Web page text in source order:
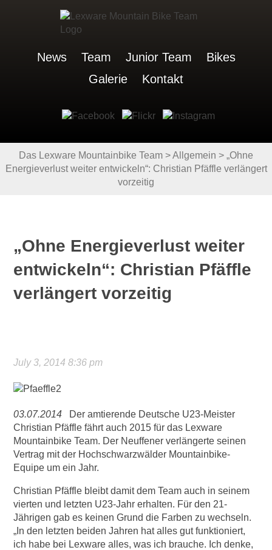
News Team Junior Team
Bikes
Galerie
Kontakt
Das Lexware Mountainbike Team >Allgemein > „Ohne
Energieverlust weiter entwickeln“: Christian Pfäffle verlängert
vorzeitig
„Ohne Energieverlust weiter
entwickeln“: Christian Pfäffle
verlängert vorzeitig
July 3, 2014 8:36 pm
03.07.2014Der amtierende Deutsche U23-Meister
Christian Pfäffle fährt auch 2015 für das Lexware
Mountainbike Team. Der Neuffener verlängerte seinen
Vertrag mit der Hochschwarzwälder Mountainbike-
Equipe um ein Jahr.
Christian Pfäffle bleibt damit dem Team auch in seinem
vierten und letzten U23-Jahr erhalten. Für den 21-
Jährigen gab es keinen Grund die Farben zu wechseln.
„In den letzten beiden Jahren hat alles gut funktioniert,
ich habe bei Lexware alles, was ich brauche. Ich denke,